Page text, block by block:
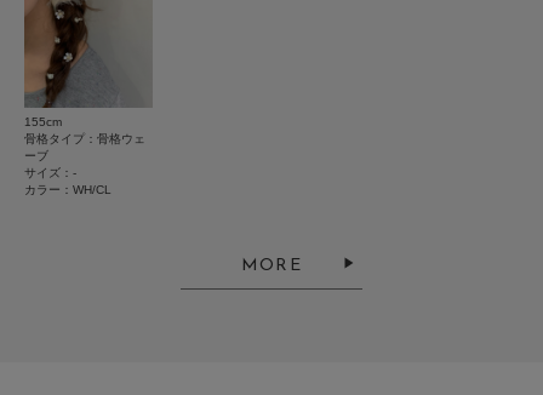
お気に入り登録商品は、マイページにて現在の価格情報や在庫状況の確認が
可能です。
お買い物リストの管理にぜひご利用下さい。
★
155cm
骨格タイプ：骨格ウェ
ーブ
サイズ：-
カラー：WH/CL
MORE